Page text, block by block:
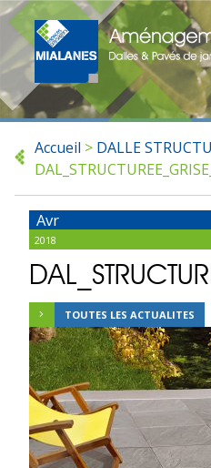
Accueil > DALLE
Avr
2018
TOUTES LES ACTUALITES